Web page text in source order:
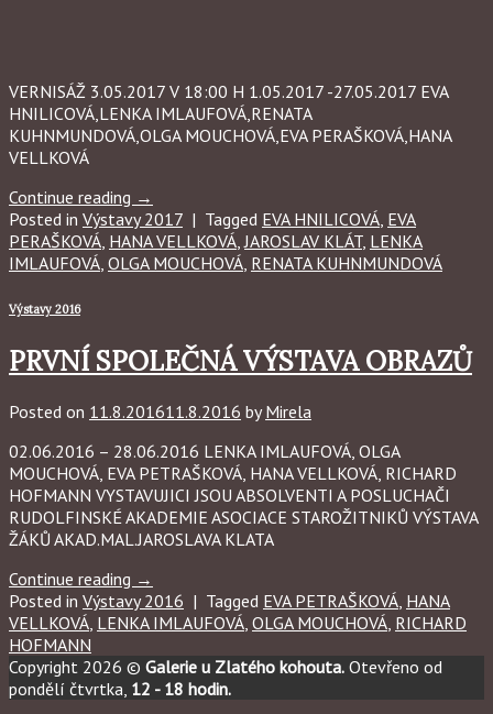
VERNISÁŽ 3.05.2017 V 18:00 H 1.05.2017 -27.05.2017 EVA
HNILICOVÁ,LENKA IMLAUFOVÁ,RENATA
KUHNMUNDOVÁ,OLGA MOUCHOVÁ,EVA PERAŠKOVÁ,HANA
VELLKOVÁ
Continue reading →
Posted in Výstavy 2017 | Tagged EVA HNILICOVÁ EVA
PERAŠKOVÁ HANA VELLKOVÁ JAROSLAV KLÁT, LENKA
IMLAUFOVÁ OLGA MOUCHOVÁ RENATA KUHNMUNDOVÁ
Výstavy 2016
PRVNÍ SPOLEČNÁ VÝSTAVA OBRAZŮ
Posted on 11.8.201611.8.2016 byMirela
02.06.2016 – 28.06.2016 LENKA IMLAUFOVÁ, OLGA
MOUCHOVÁ, EVA PETRAŠKOVÁ, HANA VELLKOVÁ, RICHARD
HOFMANN VYSTAVUJICI JSOU ABSOLVENTI A POSLUCHAČI
RUDOLFINSKÉ AKADEMIE ASOCIACE STAROŽITNIKŮ VÝSTAVA
ŽÁKŮ AKAD.MAL.JAROSLAVA KLATA
Continue reading →
Posted in Výstavy 2016 | Tagged EVA PETRAŠKOVÁ HANA
VELLKOVÁ LENKA IMLAUFOVÁ OLGA MOUCHOVÁ RICHARD
HOFMANN
Copyright 2026 © Galerie u Zlatého kohouta. Otevřeno od
pondělí čtvrtka, 12 - 18 hodin.